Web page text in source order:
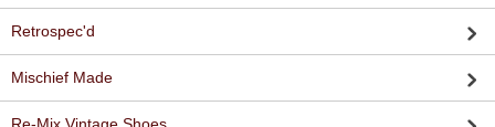
Retrospec'd
Mischief Made